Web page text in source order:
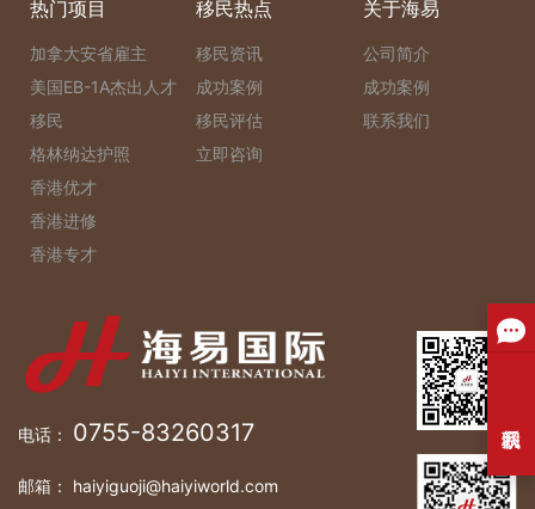
热门项目
加拿大安省雇主
美国EB-1A杰出人才
移民
格林纳达护照
香港优才
香港进修
香港专才
移民热点
移民资讯
成功案例
移民评估
立即咨询
关于海易
公司简介
成功案例
联系我们
电话： 0755-83260317
邮箱： haiyiguoji@haiyiworld.com